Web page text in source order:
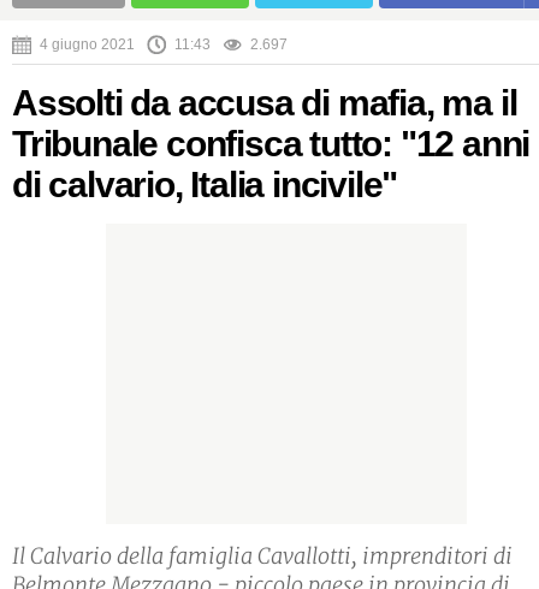
4 giugno 2021 11:43 2.697
Assolti da accusa di mafia, ma il
Tribunale confisca tutto: "12 anni
di calvario, Italia incivile"
Il Calvario della famiglia Cavallotti, imprenditori di